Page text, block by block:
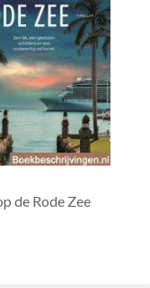
de Rode Zee